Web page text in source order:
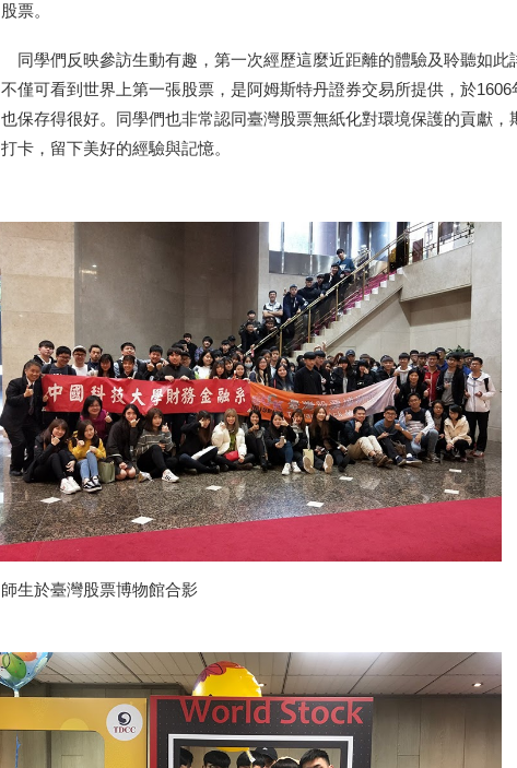
股票。
同學們反映參訪生動有趣，第一次經歷這麼近距離的體驗及聆聽如
不僅可看到世界上第一張股票，是阿姆斯特丹證券交易所提供，於
也保存得很好。同學們也非常認同臺灣股票無紙化對環境保護的貢獻
打卡，留下美好的經驗與記憶。
師生於臺灣股票博物館合影